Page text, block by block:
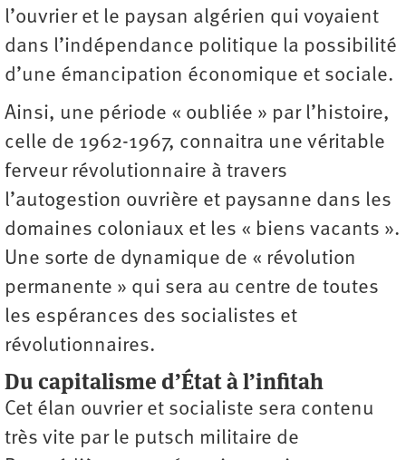
l’ouvrier et le paysan algérien qui voyaient
dans l’indépendance politique la possibilité
d’une émancipation économique et sociale.
Ainsi, une période « oubliée » par l’histoire,
celle de 1962-1967, connaitra une véritable
ferveur révolutionnaire à travers
l’autogestion ouvrière et paysanne dans les
domaines coloniaux et les « biens vacants ».
Une sorte de dynamique de « révolution
permanente » qui sera au centre de toutes
les espérances des socialistes et
révolutionnaires.
Du capitalisme d’État à l’infitah
Cet élan ouvrier et socialiste sera contenu
très vite par le putsch militaire de